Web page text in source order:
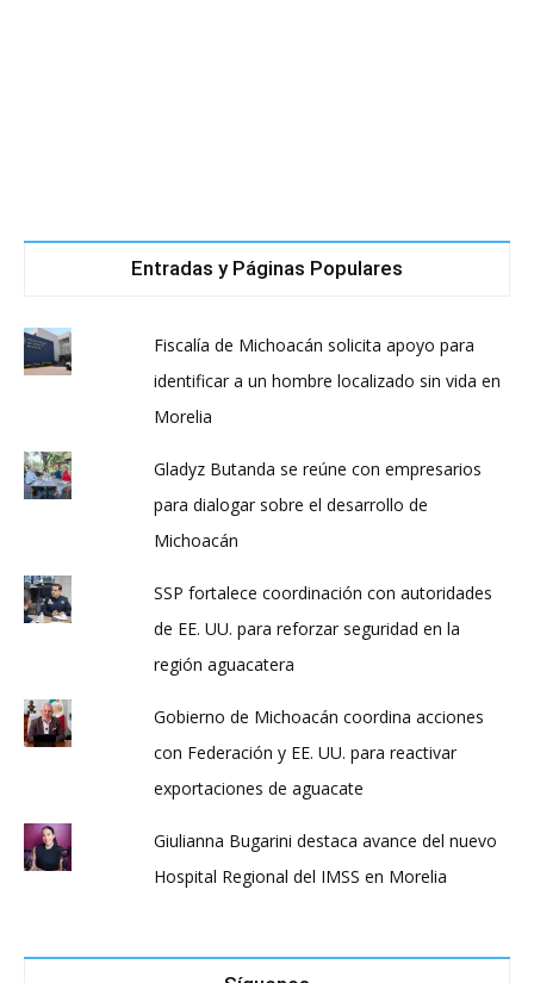
Entradas y Páginas Populares
Fiscalía de Michoacán solicita apoyo para
identificar a un hombre localizado sin vida en
Morelia
Gladyz Butanda se reúne con empresarios
para dialogar sobre el desarrollo de
Michoacán
SSP fortalece coordinación con autoridades
de EE. UU. para reforzar seguridad en la
región aguacatera
Gobierno de Michoacán coordina acciones
con Federación y EE. UU. para reactivar
exportaciones de aguacate
Giulianna Bugarini destaca avance del nuevo
Hospital Regional del IMSS en Morelia